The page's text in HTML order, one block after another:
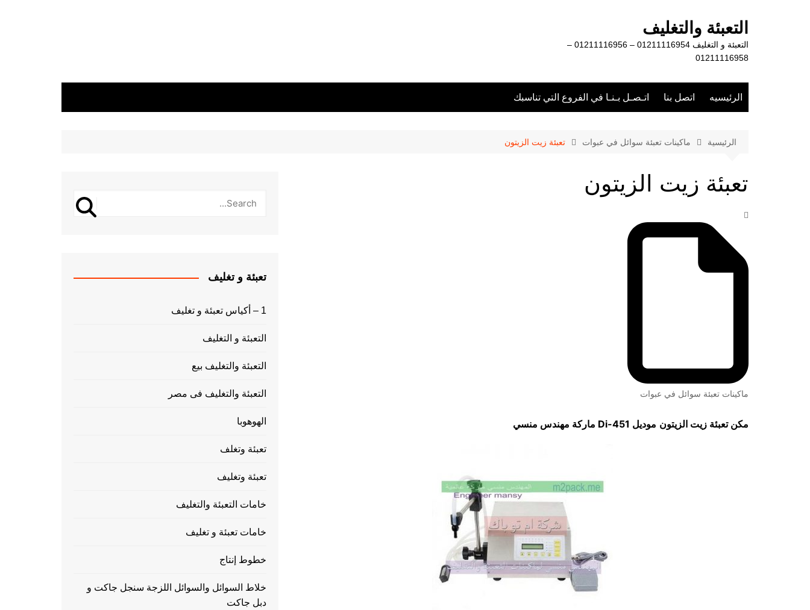
التعبئة والتغليف
التعبئة و التغليف 01211116954 – 01211116956 –
01211116958
الرئيسيه اتصل بنا اتـصـل بـنـا في الفروع التي تناسبك
الرئيسية ماكينات تعبئة سوائل في عبوات تعبئة زيت الزيتون
تعبئة زيت الزيتون
ماكينات تعبئة سوائل في عبوات
مكن تعبئة زيت الزيتون موديل 451-Di ماركة مهندس منسي
تعبئة و تغليف
1 – أكياس تعبئة و تغليف
التعبئة و التغليف
التعبئة والتغليف بيع
التعبئة والتغليف فى مصر
الهوهوبا
تعبئة وتغلف
تعبئة وتغليف
خامات التعبئة والتغليف
خامات تعبئة و تغليف
خطوط إنتاج
خلاط السوائل والسوائل اللزجة سنجل جاكت و
دبل جاكت